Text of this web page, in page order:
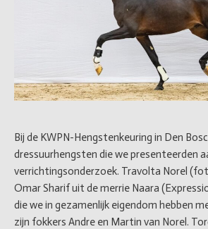
Bij de KWPN-Hengstenkeuring in Den
dressuurhengsten die we presenteerden
verrichtingsonderzoek. Travolta Norel
Omar Sharif uit de merrie Naara
die we in gezamenlijk eigendom hebben
zijn fokkers Andre en Martin van Norel.